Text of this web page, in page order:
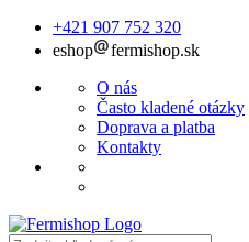
+421 907 752 320
eshop
fermishop.sk
O nás
Často kladené otázky
Doprava a platba
Kontakty